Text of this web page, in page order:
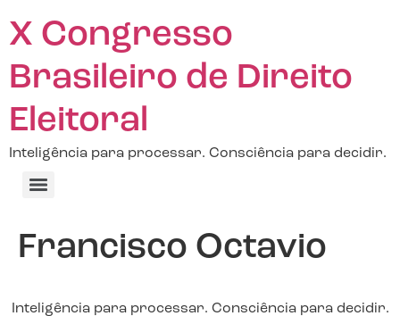
X Congresso
Brasileiro de Direito
Eleitoral
Inteligência para processar. Consciência para decidir.
Francisco Octavio
Inteligência para processar. Consciência para decidir.